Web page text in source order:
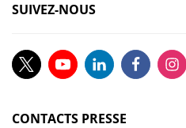
SUIVEZ-NOUS
CONTACTS PRESSE